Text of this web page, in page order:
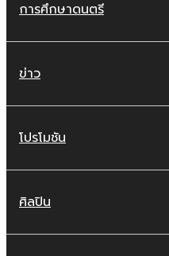
การศึกษาดนตรี
ข่าว
โปรโมชัน
ศิลปิน